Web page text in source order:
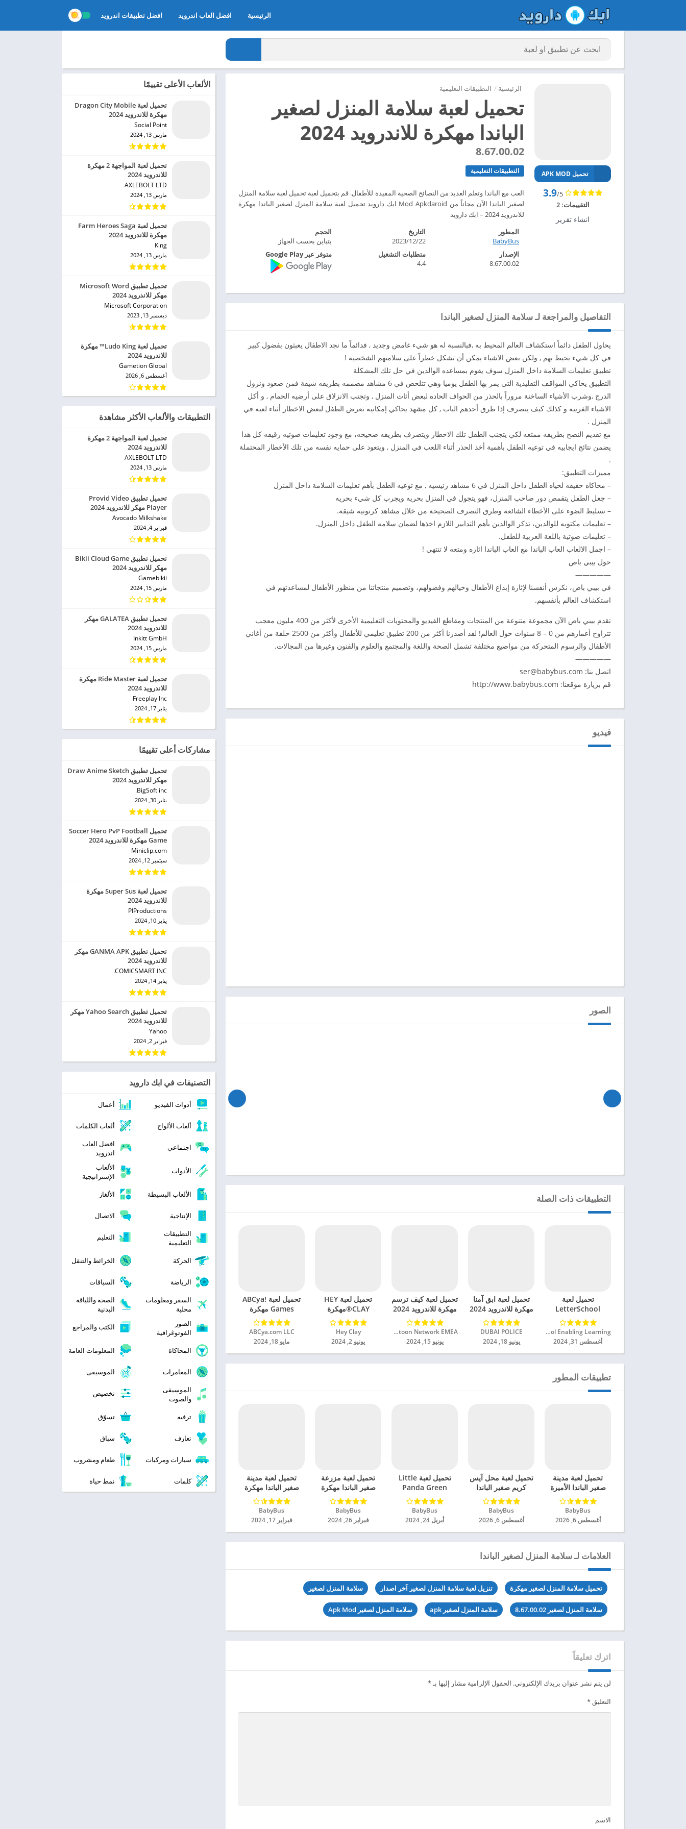
الرئيسية افضل العاب اندرويد افضل تطبيقات اندرويد
الرئيسية / التطبيقات التعليمية
تحميل لعبة سلامة المنزل لصغير
الباندا مهكرة للاندرويد 2024
8.67.00.02
التطبيقات التعليمية
العب مع الباندا وتعلم العديد من النصائح الصحية المفيدة للأطفال. قم بتحميل لعبة تحميل لعبة سلامة المنزل
لصغير الباندا الآن مجاناً من Mod Apkdaroid ابك دارويد تحميل لعبة سلامة المنزل لصغير الباندا مهكرة
للاندرويد 2024 – ابك دارويد
تحميل APK MOD
3.9/5
التقييمات:2
انشاء تقرير
المطور
BabyBus‏
التاريخ
2023/12/22
الحجم
يتباين بحسب الجهاز
الإصدار
8.67.00.02
متطلبات التشغيل
4.4
متوفر عبر Google Play
التفاصيل والمراجعة لـ سلامة المنزل لصغير الباندا
يحاول الطفل دائماً استكشاف العالم المحيط به ,فبالنسبة له هو شيء غامض وجديد , فدائماً ما نجد الاطفال يعبثون بفضول كبير
في كل شيء يحيط بهم , ولكن بعض الاشياء يمكن أن تشكل خطراً على سلامتهم الشخصية !
تطبيق تعليمات السلامة داخل المنزل سوف يقوم بمساعده الوالدين في حل تلك المشكلة
التطبيق يحاكي المواقف التقليدية التي يمر بها الطفل يوميا وهي تتلخص في 6 مشاهد مصممه بطريقه شيقة فمن صعود ونزول
الدرج ,وشرب الأشياء الساخنة مروراً بالحذر من الحواف الحاده لبعض أثاث المنزل , وتجنب الانزلاق على أرضيه الحمام , و أكل
الاشياء الغريبة و كذلك كيف يتصرف إذا طرق أحدهم الباب , كل مشهد يحاكي إمكانيه تعرض الطفل لبعض الاخطار أثناء لعبه في
المنزل .
مع تقديم النصح بطريقه ممتعه لكي يتجنب الطفل تلك الاخطار ويتصرف بطريقه صحيحه، مع وجود تعليمات صوتيه رقيقه كل هذا
يضمن نتائج ايجابيه في توعيه الطفل بأهمية أخذ الحذر أثناء اللعب في المنزل , ويتعود على حمايه نفسه من تلك الأخطار المحتملة
.
مميزات التطبيق:
– محاكاه حقيقه لحياه الطفل داخل المنزل في 6 مشاهد رئيسيه , مع توعيه الطفل بأهم تعليمات السلامة داخل المنزل
– جعل الطفل يتقمص دور صاحب المنزل، فهو يتجول في المنزل بحريه ويجرب كل شيء بحريه
– تسليط الضوء على الأخطاء الشائعة وطرق التصرف الصحيحة من خلال مشاهد كرتونيه شيقة.
– تعليمات مكتوبه للوالدين، تذكر الوالدين بأهم التدابير اللازم اخذها لضمان سلامه الطفل داخل المنزل.
– تعليمات صوتية باللغة العربية للطفل.
– اجمل الالعاب العاب الباندا مع العاب الباندا اثاره ومتعه لا تنتهي !
حول بيبي باص
—————
في بيبي باص، نكرس أنفسنا لإثارة إبداع الأطفال وخيالهم وفضولهم، وتصميم منتجاتنا من منظور الأطفال لمساعدتهم في
استكشاف العالم بأنفسهم.
تقدم بيبي باص الآن مجموعة متنوعة من المنتجات ومقاطع الفيديو والمحتويات التعليمية الأخرى لأكثر من 400 مليون معجب
تتراوح أعمارهم من 0 – 8 سنوات حول العالم! لقد أصدرنا أكثر من 200 تطبيق تعليمي للأطفال وأكثر من 2500 حلقة من أغاني
الأطفال والرسوم المتحركة من مواضيع مختلفة تشمل الصحة واللغة والمجتمع والعلوم والفنون وغيرها من المجالات.
—————
اتصل بنا: ser@babybus.com
قم بزيارة موقعنا: http://www.babybus.com
فيديو
الصور
التطبيقات ذات الصلة
تحميل لعبة
LetterSchool
Learn to Write
مهكرة للاندرويد 2024
Letterschool Enabling Learning‏
أغسطس 31, 2024
تحميل لعبة ابق آمنا
مهكرة للاندرويد 2024
DUBAI POLICE‏
يونيو 18, 2024
تحميل لعبة كيف ترسم
مهكرة للاندرويد 2024
Cartoon Network EMEA‏
يونيو 15, 2024
تحميل لعبة HEY
CLAY®مهكرة
للاندرويد 2024
Hey Clay‏
يونيو 2, 2024
تحميل لعبة ABCya!
Games مهكرة
للاندرويد 2024
ABCya.com LLC‏
مايو 18, 2024
تطبيقات المطور
تحميل لعبة مدينة
صغير الباندا الأميرة
مهكرة للاندرويد 2024
BabyBus‏
أغسطس 6, 2026
تحميل لعبة محل آيس
كريم صغير الباندا
مهكرة للاندرويد 2024
BabyBus‏
أغسطس 6, 2026
تحميل لعبة Little
Panda Green
Guard مهكرة
للاندرويد 2024
BabyBus‏
أبريل 24, 2024
تحميل لعبة مزرعة
صغير الباندا مهكرة
للاندرويد 2024
BabyBus‏
فبراير 26, 2024
تحميل لعبة مدينة
صغير الباندا مهكرة
للاندرويد 2024
BabyBus‏
فبراير 17, 2024
العلامات لـ سلامة المنزل لصغير الباندا
تحميل سلامة المنزل لصغير مهكرة تنزيل لعبة سلامة المنزل لصغير آخر اصدار سلامة المنزل لصغير
سلامة المنزل لصغير 8.67.00.02 سلامة المنزل لصغير apk سلامة المنزل لصغير Apk Mod
اترك تعليقاً
لن يتم نشر عنوان بريدك الإلكتروني. الحقول الإلزامية مشار إليها بـ*
التعليق*
الاسم
الألعاب الأعلى تقييمًا
تحميل لعبة Dragon City Mobile
مهكرة للاندرويد 2024
Social Point‏
مارس 13, 2024
تحميل لعبة المواجهة 2 مهكرة
للاندرويد 2024
AXLEBOLT LTD‏
مارس 13, 2024
تحميل لعبة Farm Heroes Saga
مهكرة للاندرويد 2024
King‏
مارس 13, 2024
تحميل تطبيق Microsoft Word
مهكر للاندرويد 2024
Microsoft Corporation‏
ديسمبر 13, 2023
تحميل لعبة Ludo King™ مهكرة
للاندرويد 2024
Gametion Global‏
أغسطس 6, 2026
التطبيقات والألعاب الأكثر مشاهدة
تحميل لعبة المواجهة 2 مهكرة
للاندرويد 2024
AXLEBOLT LTD‏
مارس 13, 2024
تحميل تطبيق Provid Video
Player مهكر للاندرويد 2024
Avocado Milkshake‏
فبراير 4, 2024
تحميل تطبيق Bikii Cloud Game
مهكر للاندرويد 2024
Gamebikii‏
مارس 15, 2024
تحميل تطبيق GALATEA مهكر
للاندرويد 2024
Inkitt GmbH‏
مارس 15, 2024
تحميل لعبة Ride Master مهكرة
للاندرويد 2024
Freeplay Inc‏
يناير 17, 2024
مشاركات أعلى تقييمًا
تحميل تطبيق Draw Anime Sketch
مهكر للاندرويد 2024
BigSoft inc.‏
يناير 30, 2024
تحميل Soccer Hero PvP Football
Game مهكرة للاندرويد 2024
Miniclip.com‏
سبتمبر 12, 2024
تحميل لعبة Super Sus مهكرة
للاندرويد 2024
PIProductions‏
يناير 10, 2024
تحميل تطبيق GANMA APK مهكر
للاندرويد 2024
COMICSMART INC.‏
يناير 14, 2024
تحميل تطبيق Yahoo Search مهكر
للاندرويد 2024
Yahoo‏
فبراير 2, 2024
التصنيفات في ابك دارويد
أدوات الفيديو أعمال
ألعاب الألواح ألعاب الكلمات
اجتماعي
افضل العاب
اندرويد
الأدوات
الألعاب
الإستراتيجية
الألعاب البسيطة
الألغاز
الإنتاجية
الاتصال
التطبيقات
التعليمية
التعليم
الحركة الخرائط والتنقل
الرياضة
السباقات
السفر ومعلومات
محلية
الصحة واللياقة
البدنية
الصور
الفوتوغرافية
الكتب والمراجع
المحاكاة المعلومات العامة
المغامرات
الموسيقى
الموسيقى
والصوت
تخصيص
ترفيه تسوّق
تعارف سباق
سيارات ومركبات طعام ومشروب
كلمات نمط حياة